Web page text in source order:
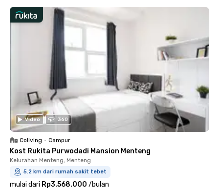
Video 360
Coliving • Campur
Kost Rukita Purwodadi Mansion Menteng
Kelurahan Menteng, Menteng
5.2 km dari rumah sakit tebet
mulai dari Rp3.568.000 /bulan